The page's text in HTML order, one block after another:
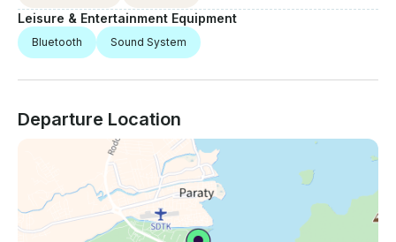
Leisure & Entertainment Equipment
Bluetooth Sound System
Departure Location